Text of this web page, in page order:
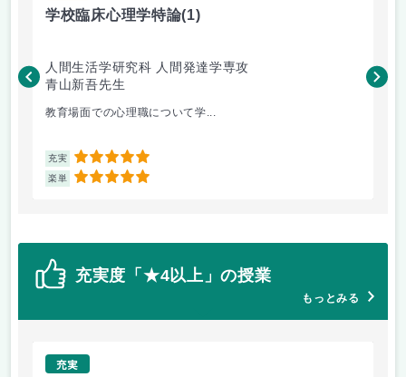
学校臨床心理学特論(1)
人間生活学研究科 人間発達学専攻
青山新吾先生
教育場面での心理職について学...
充実 5
楽単 5
原
充実度「★4以上」の授業
もっとみる
充実